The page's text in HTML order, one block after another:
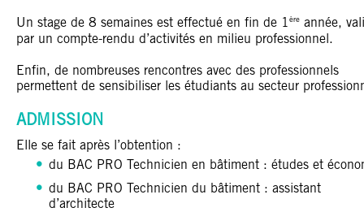
Un stage de 8 semaines est effectué en fin de 1ère année,
par un compte-rendu d’activités en milieu professionnel.
Enfin, de nombreuses rencontres avec des professionnels
permettent de sensibiliser les étudiants au secteur
ADMISSION
Elle se fait après l’obtention :
du BAC PRO Technicien en bâtiment : études et
du BAC PRO Technicien du bâtiment : assistant
d’architecte